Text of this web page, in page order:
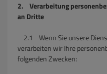
2. Verarbeitung
an Dritte
2.1 Wenn Sie unsere
verarbeiten wir Ihre
folgenden Zwecken: